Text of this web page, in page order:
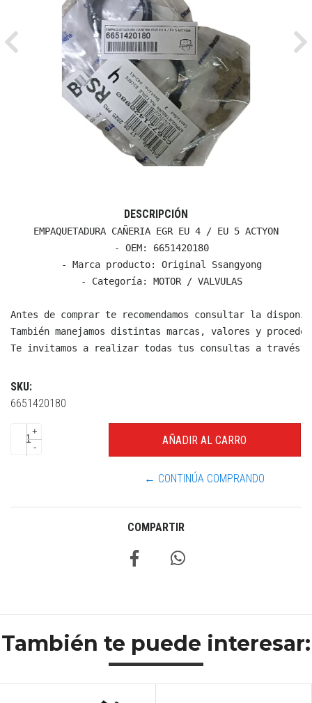
Previous
DESCRIPCIÓN
EMPAQUETADURA CAÑERIA EGR EU 4 / EU 5 ACTYON
  - OEM: 6651420180
  - Marca producto: Original Ssangyong
  - Categoría: MOTOR / VALVULAS
Antes de comprar te recomendamos consultar la
También manejamos distintas marcas, valores y
Te invitamos a realizar todas tus consultas a través
SKU:
6651420180
+
-
← CONTINÚA COMPRANDO
COMPARTIR
También te puede interesar: